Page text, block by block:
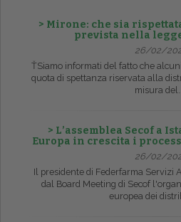
> Mirone: che sia
prevista nella
26/02/
ŤSiamo informati del fatto che
quota di spettanza riservata alla
misura
> L’assemblea Secof a
Europa in crescita i
26/02/
Il presidente di Federfarma Servizi
dal Board Meeting di Secof
europea dei